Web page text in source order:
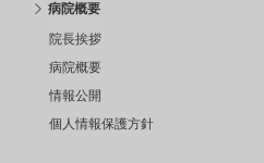
病院概要
院長挨拶
病院概要
情報公開
個人情報保護方針